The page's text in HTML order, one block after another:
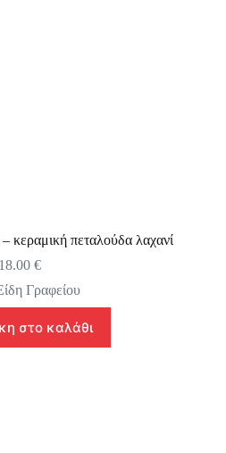
κεραμική πεταλούδα λαχανί
18.00€
Γραφείου
στο καλάθι